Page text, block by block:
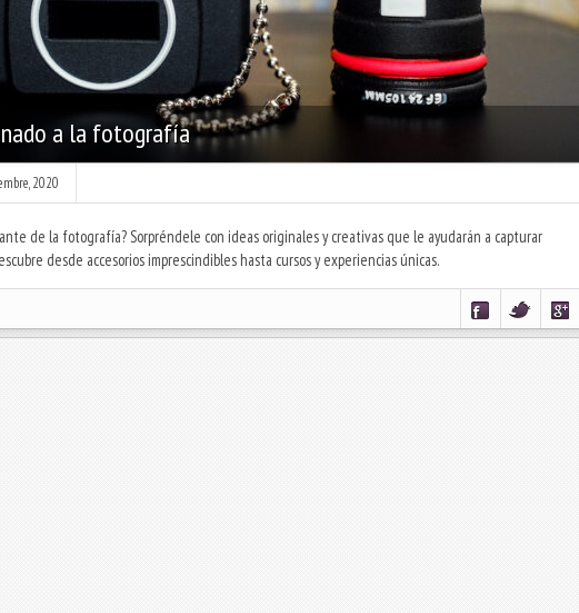
a la fotografía
2020
de la fotografía? Sorpréndele con ideas originales y creativas que le ayudarán a capturar
desde accesorios imprescindibles hasta cursos y experiencias únicas.